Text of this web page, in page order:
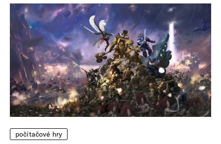
počítačové hry